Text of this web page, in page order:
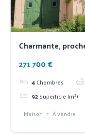
Charmante,
271 700 €
4 Chambres
92 Superficie (m²)
Maison
À vendre